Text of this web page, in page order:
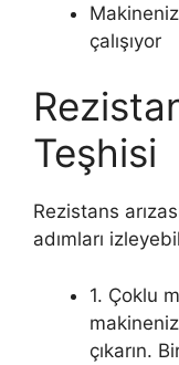
çalışıyor
Teşhisi
Rezistans
adımları
1. Çoklu
çıkarın.